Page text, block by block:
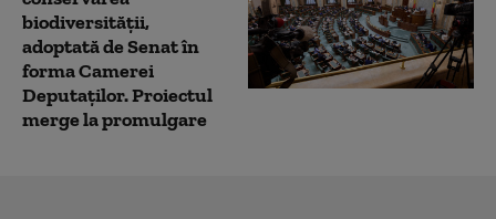
biodiversității,
adoptată de Senat în
forma Camerei
Deputaților. Proiectul
merge la promulgare